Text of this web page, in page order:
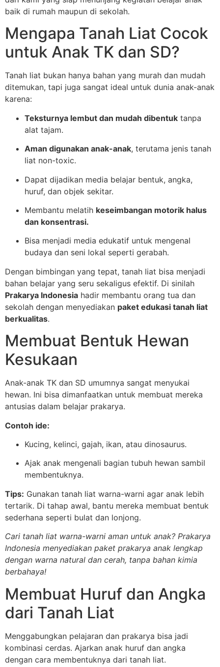
baik di rumah maupun di sekolah.
Mengapa Tanah Liat Cocok
untuk Anak TK dan SD?
Tanah liat bukan hanya bahan yang murah dan mudah
ditemukan, tapi juga sangat ideal untuk dunia anak-anak
karena:
Teksturnya lembut dan mudah dibentuk tanpa
alat tajam.
Aman digunakan anak-anak, terutama jenis tanah
liat non-toxic.
Dapat dijadikan media belajar bentuk, angka,
huruf, dan objek sekitar.
Membantu melatih keseimbangan motorik halus
dan konsentrasi.
Bisa menjadi media edukatif untuk mengenal
budaya dan seni lokal seperti gerabah.
Dengan bimbingan yang tepat, tanah liat bisa menjadi
bahan belajar yang seru sekaligus efektif. Di sinilah
Prakarya Indonesia hadir membantu orang tua dan
sekolah dengan menyediakan paket edukasi tanah liat
berkualitas.
Membuat Bentuk Hewan
Kesukaan
Anak-anak TK dan SD umumnya sangat menyukai
hewan. Ini bisa dimanfaatkan untuk membuat mereka
antusias dalam belajar prakarya.
Contoh ide:
Kucing, kelinci, gajah, ikan, atau dinosaurus.
Ajak anak mengenali bagian tubuh hewan sambil
membentuknya.
Tips: Gunakan tanah liat warna-warni agar anak lebih
tertarik. Di tahap awal, bantu mereka membuat bentuk
sederhana seperti bulat dan lonjong.
Cari tanah liat warna-warni aman untuk anak? Prakarya
Indonesia menyediakan paket prakarya anak lengkap
dengan warna natural dan cerah, tanpa bahan kimia
berbahaya!
Membuat Huruf dan Angka
dari Tanah Liat
Menggabungkan pelajaran dan prakarya bisa jadi
kombinasi cerdas. Ajarkan anak huruf dan angka
dengan cara membentuknya dari tanah liat.